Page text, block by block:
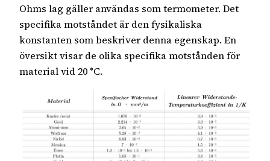
Ohms lag gäller användas som termometer. Det
specifika motståndet är den fysikaliska
konstanten som beskriver denna egenskap. En
översikt visar de olika specifika motstånden för
material vid 20 °C.